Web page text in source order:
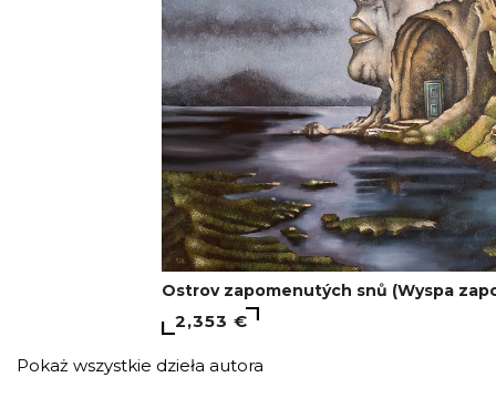
Ostrov zapomenutých snů (Wyspa
2,353 €
Pokaż wszystkie dzieła autora